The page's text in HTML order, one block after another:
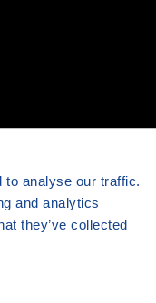
to analyse our traffic.
and analytics
they’ve collected
společnosti